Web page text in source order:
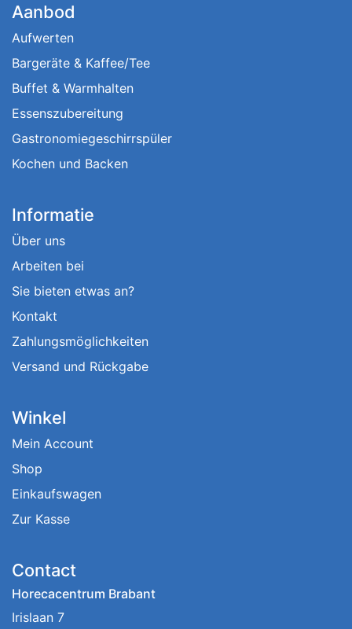
Aanbod
Aufwerten
Bargeräte & Kaffee/Tee
Buffet & Warmhalten
Essenszubereitung
Gastronomiegeschirrspüler
Kochen und Backen
Informatie
Über uns
Arbeiten bei
Sie bieten etwas an?
Kontakt
Zahlungsmöglichkeiten
Versand und Rückgabe
Winkel
Mein Account
Shop
Einkaufswagen
Zur Kasse
Contact
Horecacentrum Brabant
Irislaan 7